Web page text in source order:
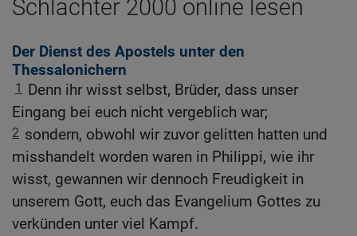
Schlachter 2000 online lesen
Der Dienst des Apostels unter den
Thessalonichern
1
Denn ihr wisst selbst, Brüder, dass unser
Eingang bei euch nicht vergeblich war;
2 sondern, obwohl wir zuvor gelitten hatten und
misshandelt worden waren in Philippi, wie ihr
wisst, gewannen wir dennoch Freudigkeit in
unserem Gott, euch das Evangelium Gottes zu
verkünden unter viel Kampf.